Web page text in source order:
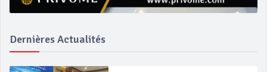
Dernières Actualités